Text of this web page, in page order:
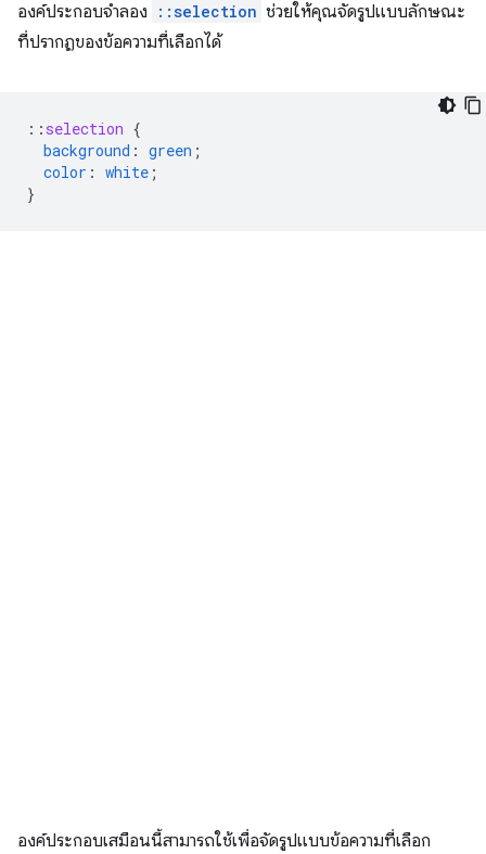
องค์ประกอบจำลอง ::selection ช่วยให้คุณจัดรูปแบบลักษณะ
ที่ปรากฏของข้อความที่เลือกได้
:: selection {
background : green ;
color : white ;
}
องค์ประกอบเสมือนนี้สามารถใช้เพื่อจัดรูปแบบข้อความที่เลือก